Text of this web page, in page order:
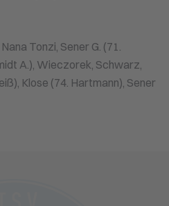
Tonzi, Sener G. (71.
A.), Wieczorek, Schwarz,
Klose (74. Hartmann), Sener